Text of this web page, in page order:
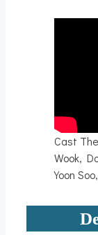
Cast
Wook,
Yoon